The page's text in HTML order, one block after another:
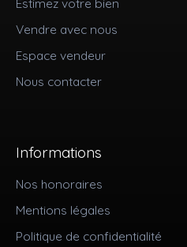
Estimez votre bien
Vendre avec nous
Espace vendeur
Nous contacter
Informations
Nos honoraires
Mentions légales
Politique de confidentialité